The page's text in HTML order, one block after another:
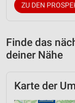
ZU DEN
Finde das
deiner Nähe
Karte der